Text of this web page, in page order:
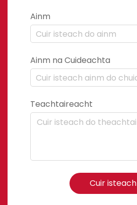
Ainm
Ainm na Cuideachta
Teachtaireacht
Cuir isteach